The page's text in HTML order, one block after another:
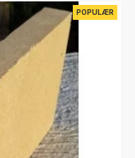
POPULÆR